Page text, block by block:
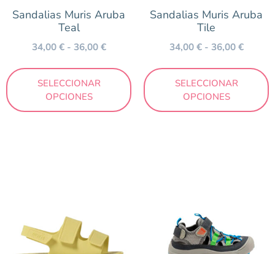
Victoria
Temporada
Otoño/Invierno
Primavera/Verano
Sandalias Muris Aruba
Teal
34,00€ - 36,00€
SELECCIONAR
OPCIONES
Sandalias Muris Aruba
Tile
34,00€ - 36,00€
SELECCIONAR
OPCIONES